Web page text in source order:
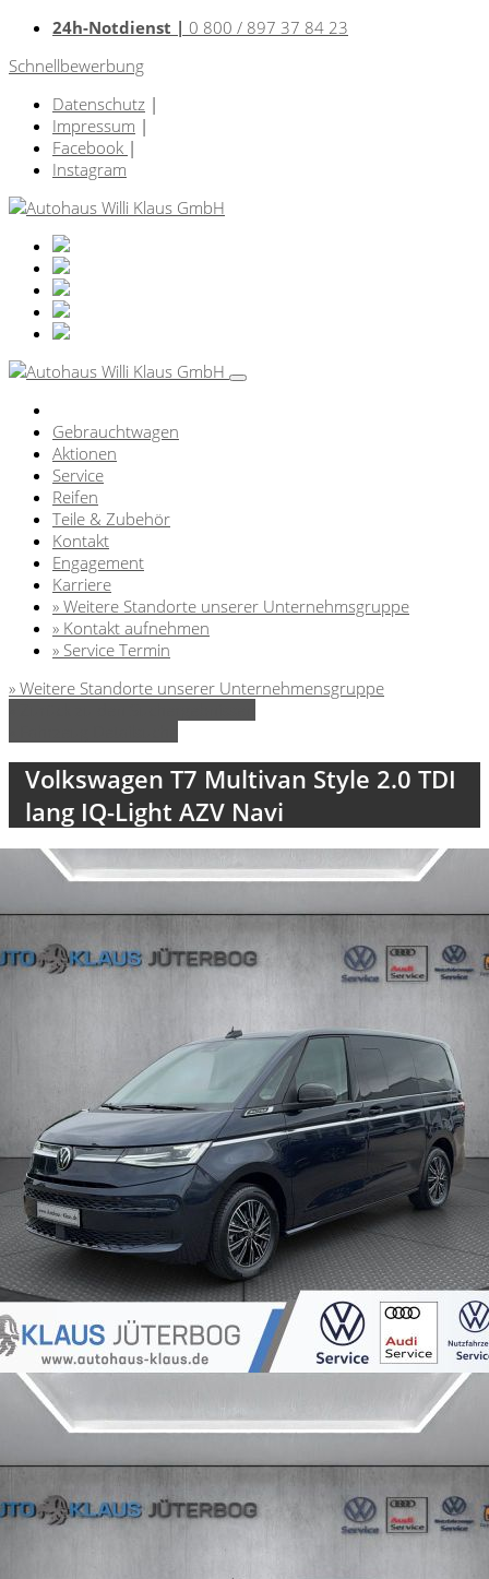
24h-Notdienst | 0 800 / 897 37 84 23
Schnellbewerbung
Datenschutz |
Impressum |
Facebook |
Instagram
Gebrauchtwagen
Aktionen
Service
Reifen
Teile & Zubehör
Kontakt
Engagement
Karriere
» Weitere Standorte unserer Unternehmsgruppe
» Kontakt aufnehmen
» Service Termin
» Weitere Standorte unserer Unternehmensgruppe
Volkswagen T7 Multivan Style 2.0 TDI
lang IQ-Light AZV Navi